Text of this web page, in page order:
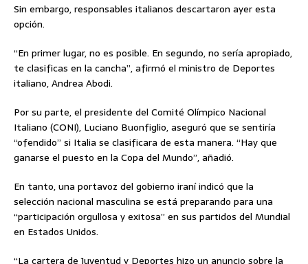
Sin embargo, responsables italianos descartaron ayer esta
opción.
“En primer lugar, no es posible. En segundo, no sería apropiado,
te clasificas en la cancha”, afirmó el ministro de Deportes
italiano, Andrea Abodi.
Por su parte, el presidente del Comité Olímpico Nacional
Italiano (CONI), Luciano Buonfiglio, aseguró que se sentiría
“ofendido” si Italia se clasificara de esta manera. “Hay que
ganarse el puesto en la Copa del Mundo”, añadió.
En tanto, una portavoz del gobierno iraní indicó que la
selección nacional masculina se está preparando para una
“participación orgullosa y exitosa” en sus partidos del Mundial
en Estados Unidos.
“La cartera de Juventud y Deportes hizo un anuncio sobre la